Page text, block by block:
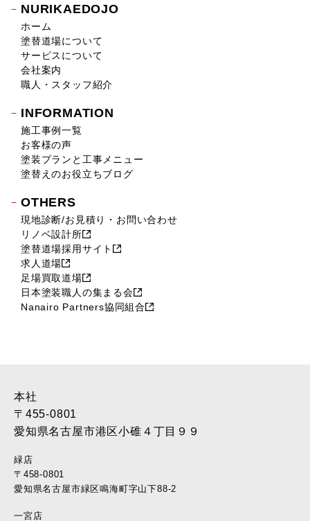
NURIKAEDOJO
ホーム
塗替道場について
サービスについて
会社案内
職人・スタッフ紹介
INFORMATION
施工事例一覧
お客様の声
塗装プランと工事メニュー
塗替えのお役立ちブログ
OTHERS
現地診断/お見積り・お問い合わせ
リノベ設計所
塗替道場採用サイト
求人道場
足場買取道場
日本塗装職人の集まる会
Nanairo Partners協同組合
本社
〒455-0801
愛知県名古屋市港区小碓４丁目９９
緑店
〒458-0801
愛知県名古屋市緑区鳴海町字山下88-2
一宮店